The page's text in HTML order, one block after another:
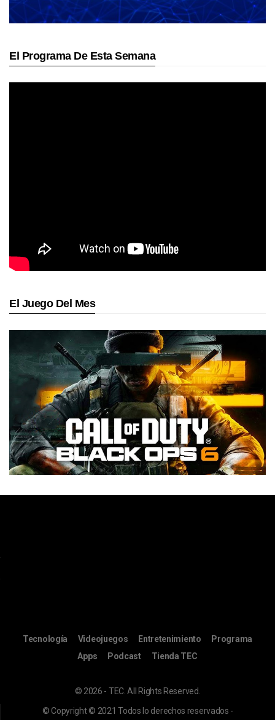
El Programa De Esta Semana
El Juego Del Mes
Tecnología Videojuegos Entretenimiento
Programa
Apps
Podcast Tienda TEC
© 2026 - TEC. All Rights Reserved.
© Copyright © 2021 Todos lo derechos reservados -